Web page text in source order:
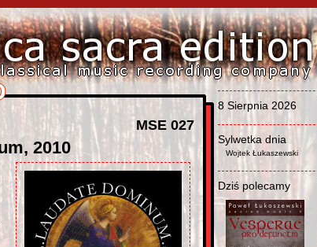
MSE 027
2010
8 Sierpnia 2026
Sylwetka dnia
Wojtek Łukaszewski
Dziś polecamy